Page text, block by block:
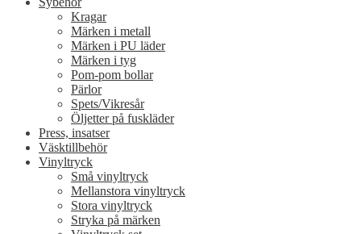
Kragar
Märken i metall
Märken i PU läder
Märken i tyg
Pom-pom bollar
Pärlor
Spets/Vikresår
Öljetter på fuskläder
Press, insatser
Väsktillbehör
Vinyltryck
Små vinyltryck
Mellanstora vinyltryck
Stora vinyltryck
Stryka på märken